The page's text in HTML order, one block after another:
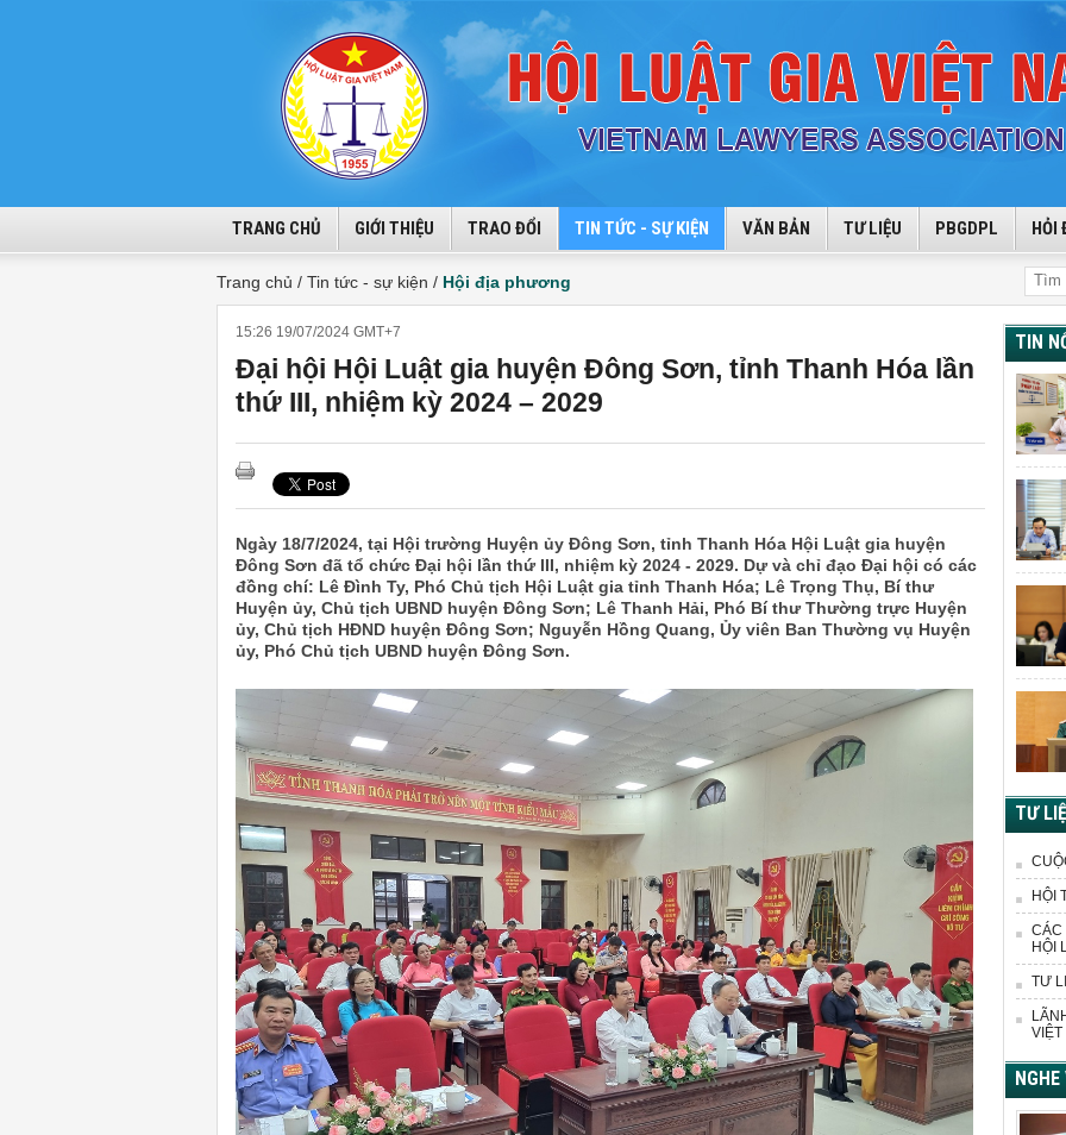
TRANG CHỦ GIỚI THIỆU TRAO ĐỔI TIN TỨC - SỰ KIỆN VĂN BẢN TƯ LIỆU PBGDPL HỎI
Trang chủ / Tin tức - sự kiện / Hội địa phương
15:26 19/07/2024 GMT+7
Đại hội Hội Luật gia huyện Đông Sơn, tỉnh Thanh Hóa lần
thứ III, nhiệm kỳ 2024 – 2029
Ngày 18/7/2024, tại Hội trường Huyện ủy Đông Sơn, tỉnh Thanh Hóa Hội Luật gia huyện
Đông Sơn đã tổ chức Đại hội lần thứ III, nhiệm kỳ 2024 - 2029. Dự và chỉ đạo Đại hội có các
đồng chí: Lê Đình Ty, Phó Chủ tịch Hội Luật gia tỉnh Thanh Hóa; Lê Trọng Thụ, Bí thư
Huyện ủy, Chủ tịch UBND huyện Đông Sơn; Lê Thanh Hải, Phó Bí thư Thường trực Huyện
ủy, Chủ tịch HĐND huyện Đông Sơn; Nguyễn Hồng Quang, Ủy viên Ban Thường vụ Huyện
ủy, Phó Chủ tịch UBND huyện Đông Sơn.
TIN
TƯ
HỘI
CÁC
HỘI
TƯ
VIỆT